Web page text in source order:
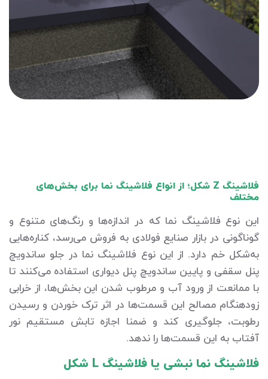
فلاشینگ Z شکل؛ از انواع فلاشینگ نما برای بخش‌های
مختلف
این نوع فلاشینگ نما که در اندازه‌ها و رنگ‌های متنوع و
گوناگونی در بازار صنایع فولادی به فروش می‌رسد، کناره‌هایی
به‌شکل خم دارد. از این نوع فلاشینگ نما در جلو ساندویچ
پنل سقفی و پایین ساندویچ پنل دیواری استفاده می‌کنند تا
با ممانعت از ورود آب و مرطوب شدن این بخش‌ها، از خرابی
زودهنگام مصالح این قسمت‌ها در اثر ترک خوردن و رسیدن
رطوبت، جلوگیری کند و ضمنا اجازه تابش مستقیم نور
آفتاب به این قسمت‌ها را ندهد.
فلاشینگ نما نبشی یا فلاشینگ L شکل